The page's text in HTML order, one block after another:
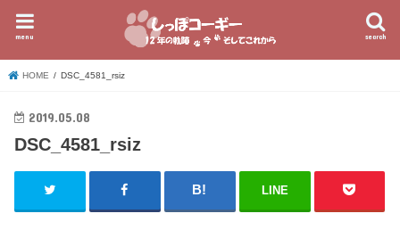
search
menu
HOME DSC_4581_rsiz
2019.05.08
DSC_4581_rsiz
LINE